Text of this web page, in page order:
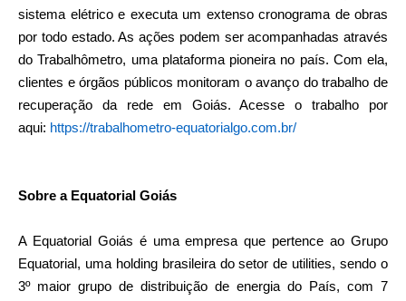
sistema elétrico e executa um extenso cronograma de obras
por todo estado. As ações podem ser acompanhadas através
do Trabalhômetro, uma plataforma pioneira no país. Com ela,
clientes e órgãos públicos monitoram o avanço do trabalho de
recuperação da rede em Goiás. Acesse o trabalho por
aqui: https://trabalhometro-equatorialgo.com.br/
Sobre a Equatorial Goiás
A Equatorial Goiás é uma empresa que pertence ao Grupo
Equatorial, uma holding brasileira do setor de utilities, sendo o
3º maior grupo de distribuição de energia do País, com 7